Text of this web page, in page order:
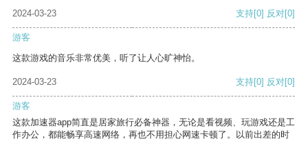
2024-03-23
支持[0] 反对[0]
游客
这款游戏的音乐非常优美，听了让人心旷神怡。
2024-03-23 支持[0] 反对[0]
游客
这款加速器app简直是居家旅行必备神器，无论是看视频、玩游戏还是工
作办公，都能畅享高速网络，再也不用担心网速卡顿了。以前出差的时